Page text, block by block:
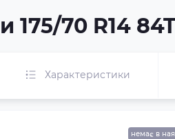
175/70 R14
Характеристики
немає в